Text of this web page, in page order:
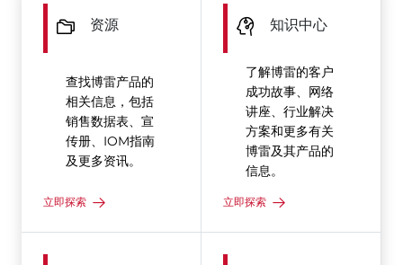
资源
查找博雷产品的
相关信息，包括
销售数据表、宣
传册、IOM指南
及更多资讯。
立即探索
知识中心
了解博雷的客户
成功故事、网络
讲座、行业解决
方案和更多有关
博雷及其产品的
信息。
立即探索